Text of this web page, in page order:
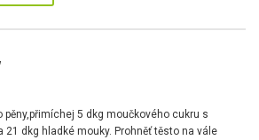
pěny,přimíchej 5 dkg moučkového cukru s
21 dkg hladké mouky. Prohněť těsto na vále